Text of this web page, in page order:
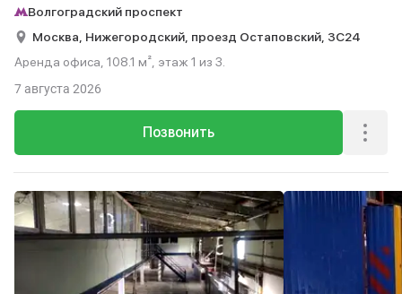
Волгоградский проспект
Москва, Нижегородский, проезд Остаповский, 3С24
Аренда офиса, 108.1 м², этаж 1 из 3.
Позвонить
7 августа 2026